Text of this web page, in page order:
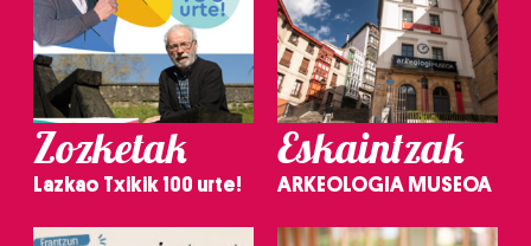
Zozketak
Lazkao Txikik 100 urte!
Eskaintzak
ARKEOLOGIA MUSEOA